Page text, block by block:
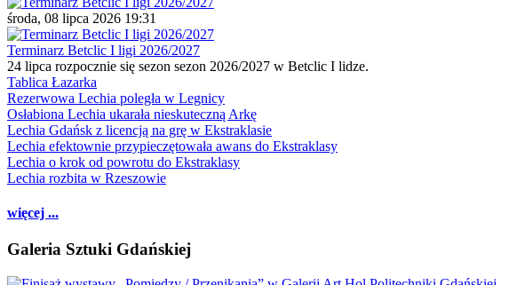
środa, 08 lipca 2026 19:31
Terminarz Betclic I ligi 2026/2027
24 lipca rozpocznie się sezon sezon 2026/2027 w Betclic I lidze.
Tablica Łazarka
Rezerwowa Lechia poległa w Legnicy
Osłabiona Lechia ukarała nieskuteczną Arkę
Lechia Gdańsk z licencją na grę w Ekstraklasie
Lechia efektownie przypieczętowała awans do Ekstraklasy
Lechia o krok od powrotu do Ekstraklasy
Lechia rozbita w Rzeszowie
więcej ...
Galeria Sztuki Gdańskiej